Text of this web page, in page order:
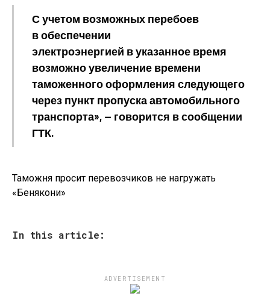
С учетом возможных перебоев
в обеспечении
электроэнергией в указанное время
возможно увеличение времени
таможенного оформления следующего
через пункт пропуска автомобильного
транспорта», — говорится в сообщении
ГТК.
Таможня просит перевозчиков не нагружать
«Бенякони»
In this article:
ADVERTISEMENT